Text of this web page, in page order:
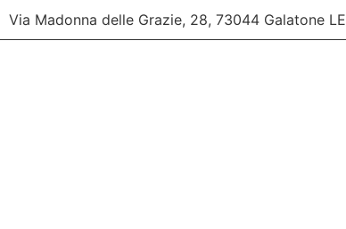
Via Madonna delle Grazie, 28, 73044 Galatone LE